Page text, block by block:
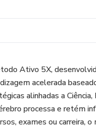
Ativo 5X,
acelerada
alinhadas a
processa e retém
exames ou carreira,